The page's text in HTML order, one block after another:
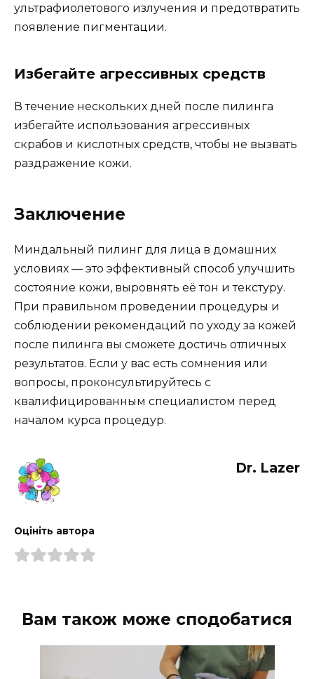
ультрафиолетового излучения и предотвратить
появление пигментации.
Избегайте агрессивных средств
В течение нескольких дней после пилинга
избегайте использования агрессивных
скрабов и кислотных средств, чтобы не вызвать
раздражение кожи.
Заключение
Миндальный пилинг для лица в домашних
условиях — это эффективный способ улучшить
состояние кожи, выровнять её тон и текстуру.
При правильном проведении процедуры и
соблюдении рекомендаций по уходу за кожей
после пилинга вы сможете достичь отличных
результатов. Если у вас есть сомнения или
вопросы, проконсультируйтесь с
квалифицированным специалистом перед
началом курса процедур.
Dr. Lazer
Оцініть автора
Вам також може сподобатися